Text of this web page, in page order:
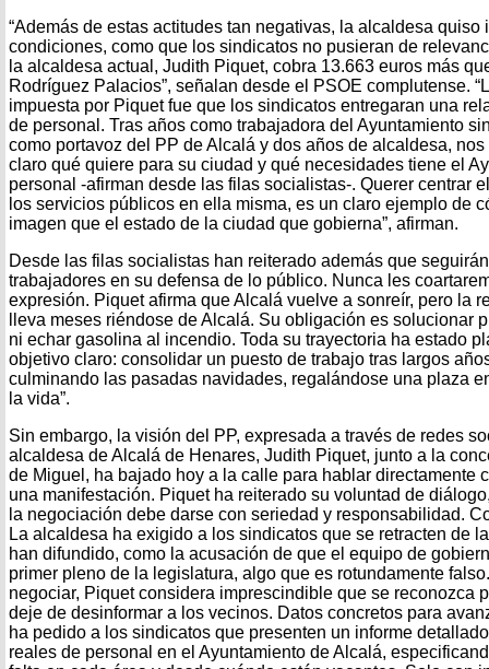
“Además de estas actitudes tan negativas, la alcaldesa quiso
condiciones, como que los sindicatos no pusieran de
la alcaldesa actual, Judith Piquet, cobra 13.663 euros más
Rodríguez Palacios”, señalan desde el PSOE complutense.
impuesta por Piquet fue que los sindicatos entregaran una
de personal. Tras años como trabajadora del Ayuntamiento
como portavoz del PP de Alcalá y dos años de alcaldesa,
claro qué quiere para su ciudad y qué necesidades tiene el
personal -afirman desde las filas socialistas-. Querer centrar
los servicios públicos en ella misma, es un claro ejemplo de
imagen que el estado de la ciudad que gobierna”, afirman.
Desde las filas socialistas han reiterado además que
trabajadores en su defensa de lo público. Nunca les
expresión. Piquet afirma que Alcalá vuelve a sonreír, pero la
lleva meses riéndose de Alcalá. Su obligación es solucionar
ni echar gasolina al incendio. Toda su trayectoria ha estado
objetivo claro: consolidar un puesto de trabajo tras largos
culminando las pasadas navidades, regalándose una plaza
la vida”.
Sin embargo, la visión del PP, expresada a través de redes
alcaldesa de Alcalá de Henares, Judith Piquet, junto a la
de Miguel, ha bajado hoy a la calle para hablar directamente
una manifestación. Piquet ha reiterado su voluntad de
la negociación debe darse con seriedad y responsabilidad.
La alcaldesa ha exigido a los sindicatos que se retracten de
han difundido, como la acusación de que el equipo de
primer pleno de la legislatura, algo que es rotundamente
negociar, Piquet considera imprescindible que se reconozca
deje de desinformar a los vecinos. Datos concretos para
ha pedido a los sindicatos que presenten un informe
reales de personal en el Ayuntamiento de Alcalá,